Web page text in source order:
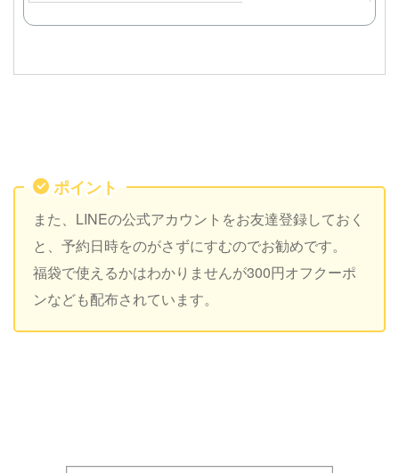
ポイント
また、LINEの公式アカウントをお友達登録しておく
と、予約日時をのがさずにすむのでお勧めです。
福袋で使えるかはわかりませんが300円オフクーポ
ンなども配布されています。